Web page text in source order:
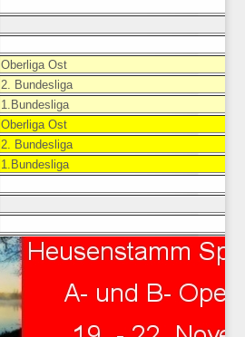
Oberliga Ost
2. Bundesliga
1.Bundesliga
Oberliga Ost
2. Bundesliga
1.Bundesliga